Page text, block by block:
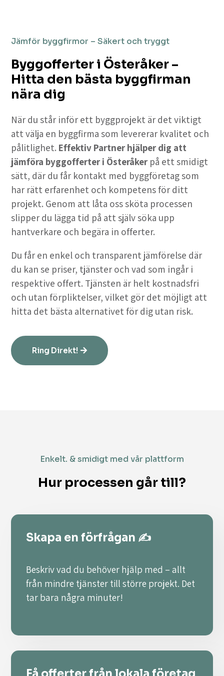
Jämför byggfirmor – Säkert och tryggt
Byggofferter i Österåker –
Hitta den bästa byggfirman
nära dig
När du står inför ett byggprojekt är det viktigt
att välja en byggfirma som levererar kvalitet och
pålitlighet. Effektiv Partner hjälper dig att
jämföra byggofferter i Österåker på ett smidigt
sätt, där du får kontakt med byggföretag som
har rätt erfarenhet och kompetens för ditt
projekt. Genom att låta oss sköta processen
slipper du lägga tid på att själv söka upp
hantverkare och begära in offerter.
Du får en enkel och transparent jämförelse där
du kan se priser, tjänster och vad som ingår i
respektive offert. Tjänsten är helt kostnadsfri
och utan förpliktelser, vilket gör det möjligt att
hitta det bästa alternativet för dig utan risk.
Ring Direkt!
Enkelt. & smidigt med vår plattform
Hur processen går till?
Skapa en förfrågan ✍️
Beskriv vad du behöver hjälp med – allt
från mindre tjänster till större projekt. Det
tar bara några minuter!